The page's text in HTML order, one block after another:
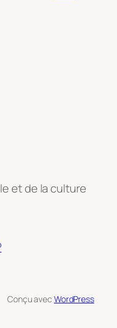
et de la culture
Conçu avec WordPress